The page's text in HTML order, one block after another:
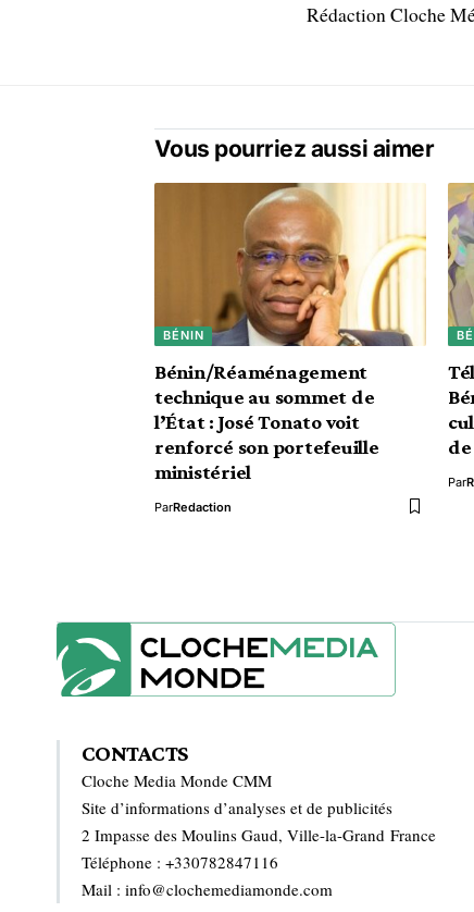
Rédaction Cloche
Vous pourriez aussi aimer
BÉNIN
Bénin/Réaménagement
technique au sommet de
l’État : José Tonato voit
renforcé son portefeuille
ministériel
ParRedaction
Par
CONTACTS
Cloche Media Monde CMM
Site d’informations d’analyses et de publicités
2 Impasse des Moulins Gaud, Ville-la-Grand France
Téléphone : +330782847116
Mail : info@clochemediamonde.com